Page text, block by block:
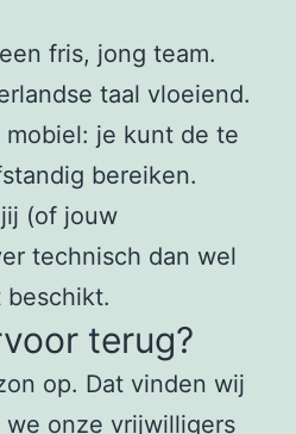
fris, jong team.
taal vloeiend.
je kunt de te
bereiken.
(of jouw
technisch dan wel
terug?
op. Dat vinden wij
we onze vrijwilligers